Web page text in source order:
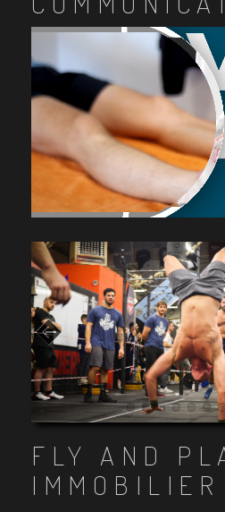
Item 1
Item 2
Item 3
Item
FLY AND
IMMOBILIER